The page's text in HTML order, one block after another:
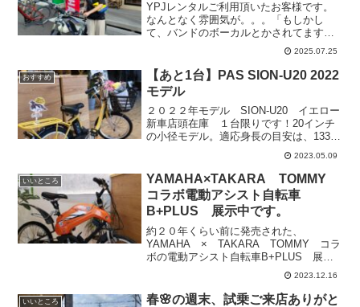
YPJレンタルご利用頂いたお客様です。
なんとなく雰囲気が。。。「もしかし
て、バンドのボーカルとかされてます
か？」とお尋ねしてしまったのですが、
実はアウトドア派だそうです。訳わから
ない質問してすみません。ご友人といっ
しょにアクティ森方面へ走っ...
2025.07.25
おすすめ
【あと1台】PAS SION-U20 2022
モデル
２０２２年モデル SION-U20 イエロー
新車店頭在庫 １台限りです！20インチ
の小径モデル。適応身長の目安は、133ｃ
ｍ以上です。試乗車も有ります。お気軽
にご来店ください！メーカー希望小売価
格１３２，０００円（消費税10％含む）
（本体価...
2023.05.09
いいところ
YAMAHA×TAKARA TOMMY
コラボ電動アシスト自転車
B+PLUS 展示中です。
約２０年くらい前に発売された、
YAMAHA × TAKARA TOMMY コラ
ボの電動アシスト自転車B+PLUS 展示
中です。カラーリングが何種類かあった
ようです。今、発売されたらきっと大人
気かもしれません！
2023.12.16
いいところ
春🌸の週末、試乗ご来店ありがと